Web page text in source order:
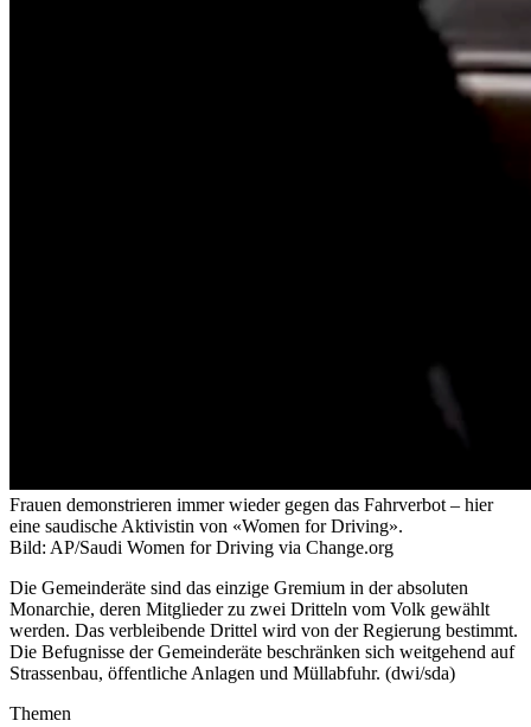
Frauen demonstrieren immer wieder gegen das Fahrverbot – hier
eine saudische Aktivistin von «Women for Driving».
Bild: AP/Saudi Women for Driving via Change.org
Die Gemeinderäte sind das einzige Gremium in der absoluten
Monarchie, deren Mitglieder zu zwei Dritteln vom Volk gewählt
werden. Das verbleibende Drittel wird von der Regierung bestimmt.
Die Befugnisse der Gemeinderäte beschränken sich weitgehend auf
Strassenbau, öffentliche Anlagen und Müllabfuhr. (dwi/sda)
Themen